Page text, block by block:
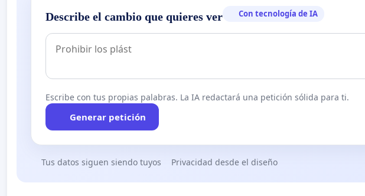
Describe el cambio que quieres ver Con tecnología de IA
Escribe con tus propias palabras. La IA redactará una petición sólida para ti.
Generar petición
Tus datos siguen siendo tuyos Privacidad desde el diseño